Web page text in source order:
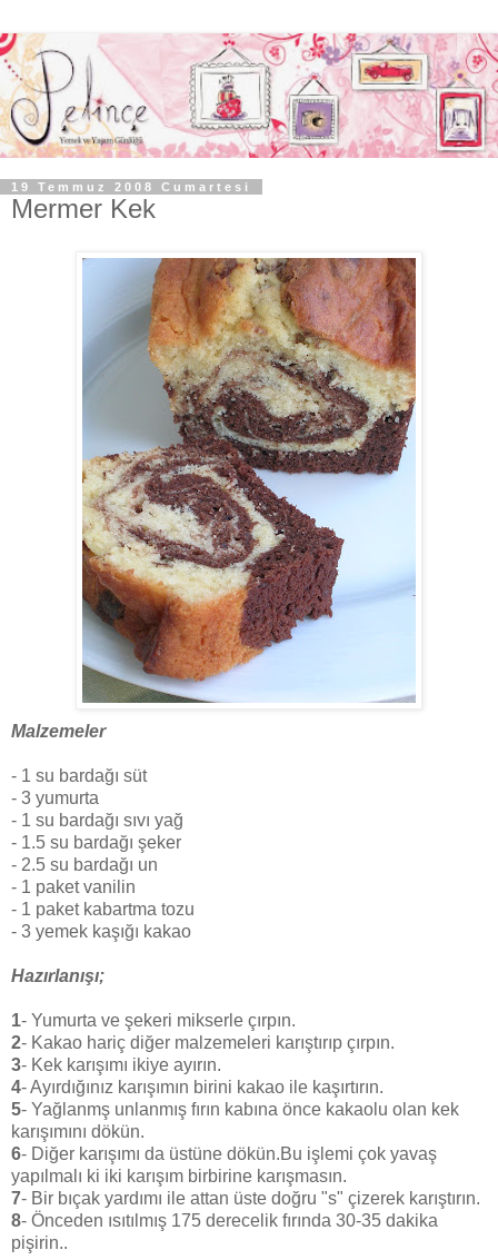
19 Temmuz 2008 Cumartesi
Mermer Kek
Malzemeler
- 1 su bardağı süt
- 3 yumurta
- 1 su bardağı sıvı yağ
- 1.5 su bardağı şeker
- 2.5 su bardağı un
- 1 paket vanilin
- 1 paket kabartma tozu
- 3 yemek kaşığı kakao
Hazırlanışı;
1- Yumurta ve şekeri mikserle çırpın.
2- Kakao hariç diğer malzemeleri karıştırıp çırpın.
3- Kek karışımı ikiye ayırın.
4- Ayırdığınız karışımın birini kakao ile kaşırtırın.
5- Yağlanmş unlanmış fırın kabına önce kakaolu olan kek
karışımını dökün.
6- Diğer karışımı da üstüne dökün.Bu işlemi çok yavaş
yapılmalı ki iki karışım birbirine karışmasın.
7- Bir bıçak yardımı ile attan üste doğru "s" çizerek karıştırın.
8- Önceden ısıtılmış 175 derecelik fırında 30-35 dakika
pişirin..